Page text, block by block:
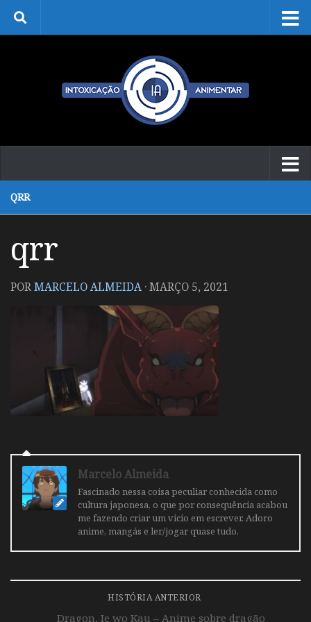
Skip to content
QRR
qrr
PORMARCELO ALMEIDA ·MARÇO 5, 2021
Marcelo Almeida
Fascinado nessa coisa peculiar conhecida como
cultura japonesa, o que por consequência acabou
me fazendo criar um vicio em escrever. Adoro
anime, mangás e ler/jogar quase tudo.
HISTÓRIA ANTERIOR
Dragon, Ie wo Kau – Anime sobre dragão